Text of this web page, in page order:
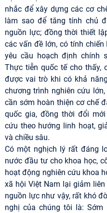
nhắc để xây dựng các cơ
làm sao để tăng tính chủ
nguồn lực; đồng thời thiết
các vấn đề lớn, có tính
yêu cầu hoạch định chính
Thực tiễn quốc tế cho thấy,
được vai trò khi có khả
chương trình nghiên cứu
cần sớm hoàn thiện cơ chế
quốc gia, đồng thời đổi
cứu theo hướng linh hoạt,
và chiều sâu.
Có một nghịch lý rất đáng
nước đầu tư cho khoa học,
hoạt động nghiên cứu khoa
xã hội Việt Nam lại giảm
nguồn lực như vậy, rất khó
nghị của chúng tôi là: Sớm